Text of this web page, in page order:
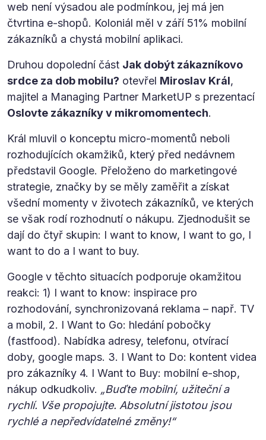
web není výsadou ale podmínkou, jej má jen
čtvrtina e-shopů. Koloniál měl v září 51% mobilní
zákazníků a chystá mobilní aplikaci.
Druhou dopolední část Jak dobýt zákazníkovo
srdce za dob mobilu? otevřel Miroslav Král,
majitel a Managing Partner MarketUP s prezentací
Oslovte zákazníky v mikromomentech.
Král mluvil o konceptu micro-momentů neboli
rozhodujících okamžiků, který před nedávnem
představil Google. Přeloženo do marketingové
strategie, značky by se měly zaměřit a získat
všední momenty v životech zákazníků, ve kterých
se však rodí rozhodnutí o nákupu. Zjednodušit se
dají do čtyř skupin: I want to know, I want to go, I
want to do a I want to buy.
Google v těchto situacích podporuje okamžitou
reakci: 1) I want to know: inspirace pro
rozhodování, synchronizovaná reklama – např. TV
a mobil, 2. I Want to Go: hledání pobočky
(fastfood). Nabídka adresy, telefonu, otvírací
doby, google maps. 3. I Want to Do: kontent videa
pro zákazníky 4. I Want to Buy: mobilní e-shop,
nákup odkudkoliv. „Buďte mobilní, užiteční a
rychlí. Vše propojujte. Absolutní jistotou jsou
rychlé a nepředvídatelné změny!“